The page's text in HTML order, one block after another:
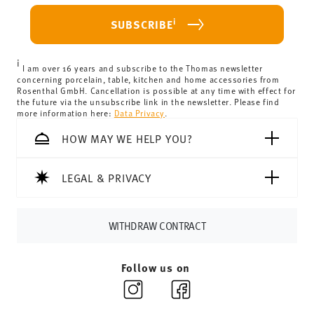
SUBSCRIBEi
i I am over 16 years and subscribe to the Thomas newsletter
concerning porcelain, table, kitchen and home accessories from
Rosenthal GmbH. Cancellation is possible at any time with effect for
the future via the unsubscribe link in the newsletter. Please find
more information here: Data Privacy
HOW MAY WE HELP YOU?
LEGAL & PRIVACY
WITHDRAW CONTRACT
Follow us on